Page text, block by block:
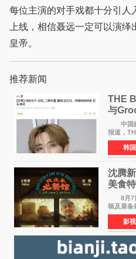
每位主演的对手戏都十分引人
上线，相信聂远一定可以演
皇帝。
推荐新闻
THE
与
活动
中国娱
报道，
专属合约
Groovy
位实力派
韩
沈腾
美食
温暖
8月7日
辑及菜备
将于8月8
映。电
片，讲述
影